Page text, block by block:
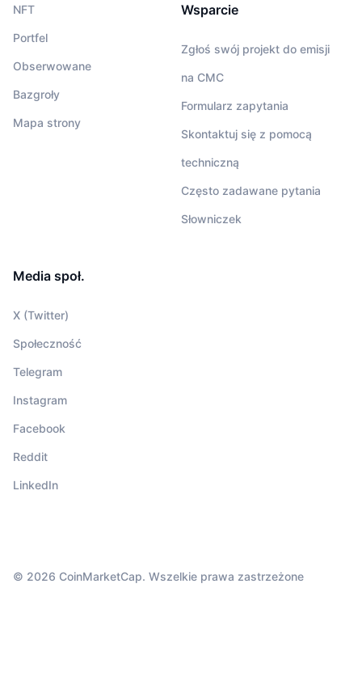
NFT
Portfel
Obserwowane
Bazgroły
Mapa strony
Wsparcie
Zgłoś swój projekt do emisji
na CMC
Formularz zapytania
Skontaktuj się z pomocą
techniczną
Często zadawane pytania
Słowniczek
Media społ.
X (Twitter)
Społeczność
Telegram
Instagram
Facebook
Reddit
LinkedIn
© 2026 CoinMarketCap. Wszelkie prawa zastrzeżone